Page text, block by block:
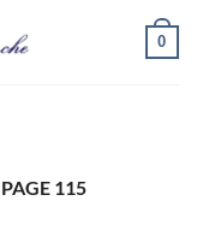
0
PAGE 115